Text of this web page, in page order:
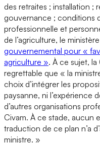
des retraites ; installation ;
gouvernance ; conditions
professionnelle et
de l’agriculture, le ministère
gouvernemental pour «
agriculture ». À ce sujet,
regrettable que « la
choix d’intégrer les
paysanne, ni l’expérience
d’autres organisations
Civam. À ce stade, aucun
traduction de ce plan n’a
ministre. »